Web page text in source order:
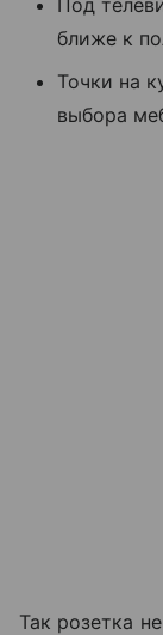
ближе к
Точки на
выбора
Так розетка